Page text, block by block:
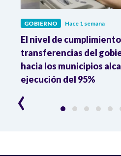
GOBIERNO Hace 1 semana
El nivel de
transferencias del
hacia los municipios
ejecución del 95%
‹